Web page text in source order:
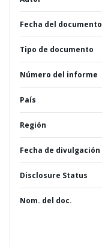
Fecha del documento
Tipo de documento
Número del informe
País
Región
Fecha de divulgación
Disclosure Status
Nom. del doc.